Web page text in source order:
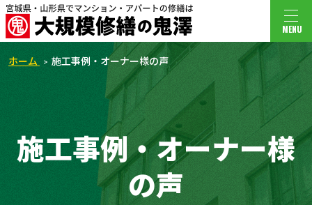
MENU
ホーム 施工事例・オーナー様の声
施工事例・オーナー様
の声